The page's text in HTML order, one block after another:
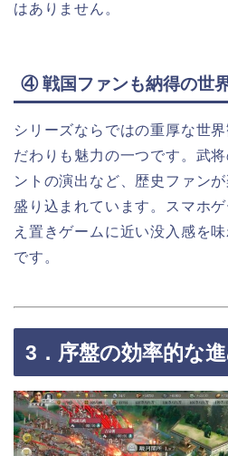
はありません。
④ 戦国ファンも納得の世
シリーズならではの重厚な世
だわりも魅力の一つです。武
ントの演出など、歴史ファン
盛り込まれています。スマホ
え置きゲームに近い没入感を
です。
3．序盤の効率的な